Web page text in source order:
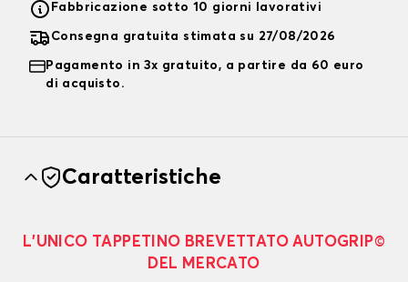
Fabbricazione sotto 10 giorni lavorativi
Consegna gratuita stimata su 27/08/2026
Pagamento in 3x gratuito, a partire da 60 euro
di acquisto.
Caratteristiche
L’UNICO TAPPETINO BREVETTATO AUTOGRIP©
DEL MERCATO